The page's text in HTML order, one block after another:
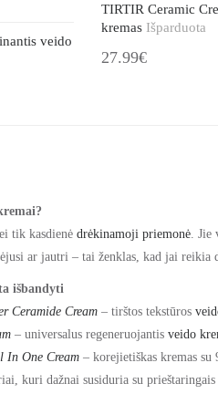
veido
TIRTIR Ceramic
kremas Išparduota
27.99€
tik kasdienė drėkinamoji priemonė .
ar jautri – tai ženklas, kad jai reikia
išbandyti
Ceramide Cream – tirštos tekstūros
– universalus regeneruojantis veido
In One Cream – korejietiškas kremas
, kuri dažnai susiduria su